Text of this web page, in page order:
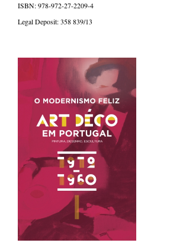
ISBN: 978-972-27-2209-4
Legal Deposit: 358 839/13